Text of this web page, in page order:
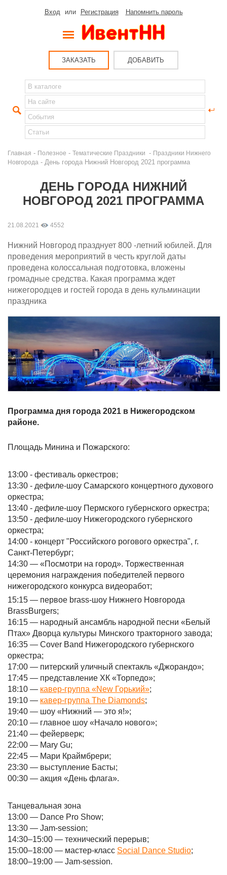
Вход или Регистрация Напомнить пароль
ЗАКАЗАТЬ ДОБАВИТЬ
Главная - Полезное - Тематические Праздники - Праздники Нижнего
Новгорода - День города Нижний Новгород 2021 программа
ДЕНЬ ГОРОДА НИЖНИЙ
НОВГОРОД 2021 ПРОГРАММА
21.08.2021 4552
Нижний Новгород празднует 800 -летний юбилей. Для
проведения мероприятий в честь круглой даты
проведена колоссальная подготовка, вложены
громадные средства. Какая программа ждет
нижегородцев и гостей города в день кульминации
праздника
Программа дня города 2021 в Нижегородском
районе.
Площадь Минина и Пожарского:
13:00 - фестиваль оркестров;
13:30 - дефиле-шоу Самарского концертного духового
оркестра;
13:40 - дефиле-шоу Пермского губернского оркестра;
13:50 - дефиле-шоу Нижегородского губернского
оркестра;
14:00 - концерт "Российского рогового оркестра", г.
Санкт-Петербург;
14:30 — «Посмотри на город». Торжественная
церемония награждения победителей первого
нижегородского конкурса видеоработ;
15:15 — первое brass-шоу Нижнего Новгорода
BrassBurgers;
16:15 — народный ансамбль народной песни «Белый
Птах» Дворца культуры Минского тракторного завода;
16:35 — Cover Band Нижегородского губернского
оркестра;
17:00 — питерский уличный спектакль «Джорандо»;
17:45 — представление ХК «Торпедо»;
18:10 — кавер-группа «New Горький»;
19:10 — кавер-группа The Diamonds;
19:40 — шоу «Нижний — это я!»;
20:10 — главное шоу «Начало нового»;
21:40 — фейерверк;
22:00 — Mary Gu;
22:45 — Мари Краймбрери;
23:30 — выступление Басты;
00:30 — акция «День флага».
Танцевальная зона
13:00 — Dance Pro Show;
13:30 — Jam-session;
14:30–15:00 — технический перерыв;
15:00–18:00 — мастер-класс Social Dance Studio;
18:00–19:00 — Jam-session.